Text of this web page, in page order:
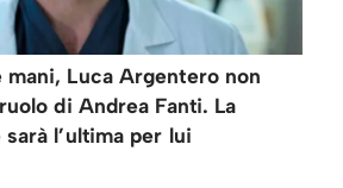
Luca Argentero non
di Andrea Fanti. La
l’ultima per lui